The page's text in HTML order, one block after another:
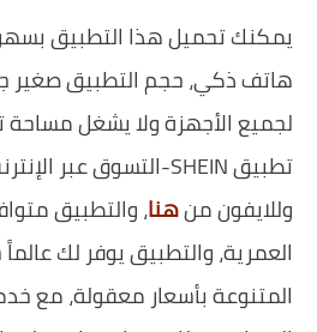
يمكنك تحميل هذا التطبيق
هاتف ذكي، حجم التطبيق صغير
لجميع الأجهزة ولا يشغل مساحة
تطبيق SHEIN-التسوق عبر الإنترنت للاندرويد من
وللايفون منهنا، والتطبيق
العمرية، والتطبيق يوفر لك
المتنوعة بأسعار معقولة، مع